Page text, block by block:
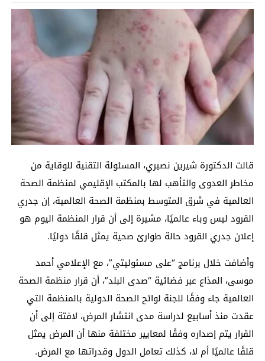
قالت الدكتورة شيرين نصيري، المسئولة التقنية للوقاية من
مخاطر العدوى والتأهب لها بالمكتب الإقليمي لمنظمة الصحة
العالمية في شرق المتوسط بمنظمة الصحة العالمية، إن جدري
القرود ليس وباء عالميًا، مشيرة إلى أن قرار المنظمة اليوم هو
إعلان جدري القرود حالة طوارئ صحية يمثل قلقًا دوليًا.
وأضافت خلال برنامج “على مسئوليتي”، مع الإعلامي أحمد
موسى، المذاع عبر فضائية “صدى البلد”، أن قرار منظمة الصحة
العالمية جاء وفقًا للجنة لوائح الصحة الدولية بالمنظمة التي
عقدت منذ أسابيع لدراسة مدى انتشار المرض، لافتة إلى أن
القرار يتم إصداره وفقًا لمعايير مختلفة منها أن المرض يمثل
قلقًا عالميًا أم لا، كذلك تعامل الدول وقدراتها مع المرض.